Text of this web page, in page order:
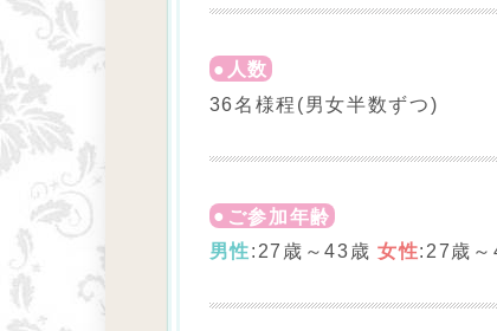
人数
36名様程(男女半数ずつ)
ご参加年齢
男性:27歳～43歳 女性:27歳～